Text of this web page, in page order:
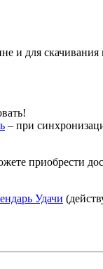
и для скачивания
– при
приобрести
Удачи